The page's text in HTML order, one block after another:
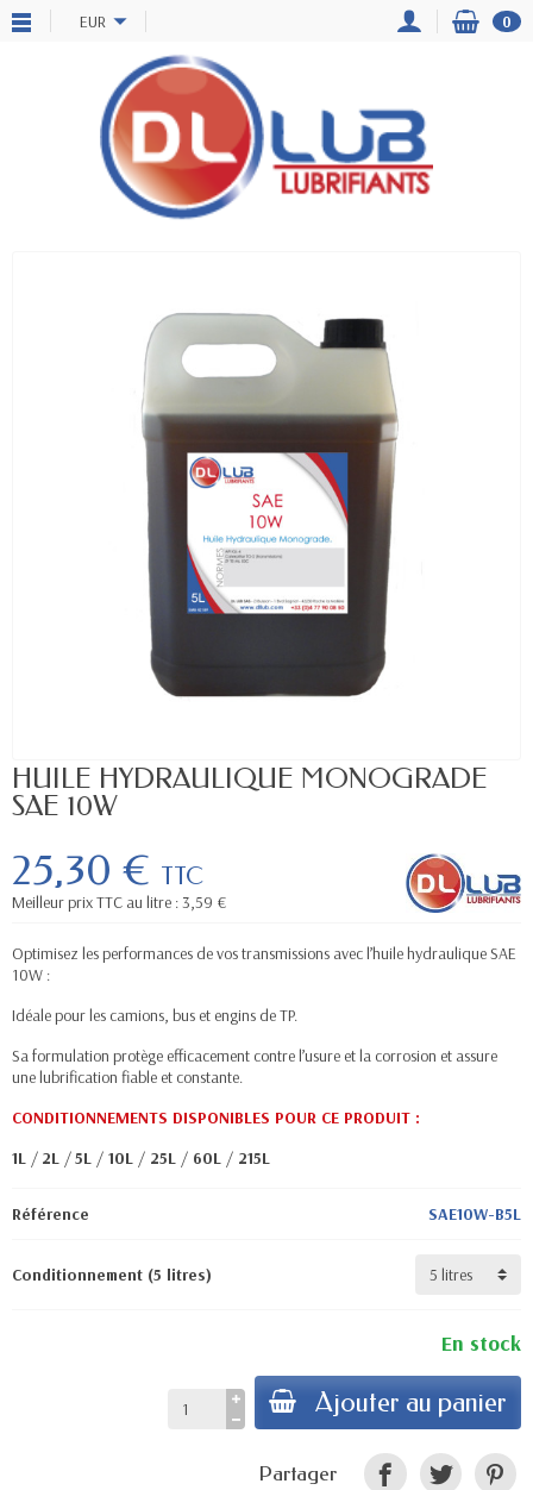
EUR 0
HUILE HYDRAULIQUE MONOGRADE
SAE 10W
25,30 € TTC
Meilleur prix TTC au litre : 3,59 €
Optimisez les performances de vos transmissions avec l’huile hydraulique SAE
10W :
Idéale pour les camions, bus et engins de TP.
Sa formulation protège efficacement contre l’usure et la corrosion et assure
une lubrification fiable et constante.
CONDITIONNEMENTS DISPONIBLES POUR CE PRODUIT :
1L / 2L /5L / 10L / 25L / 60L / 215L
Référence SAE10W-B5L
Conditionnement (5 litres)
En stock
Ajouter au panier
Partager